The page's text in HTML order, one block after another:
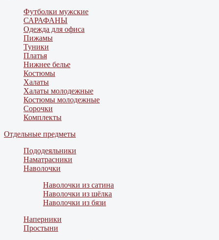
Футболки мужские
САРАФАНЫ
Одежда для офиса
Пижамы
Туники
Платья
Нижнее белье
Костюмы
Халаты
Халаты молодежные
Костюмы молодежные
Сорочки
Комплекты
Отдельные предметы
Пододеяльники
Наматрасники
Наволочки
Наволочки из сатина
Наволочки из шёлка
Наволочки из бязи
Наперники
Простыни